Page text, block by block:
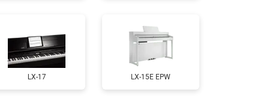
Заказать
1200 ₽
LX-17 LX-15E EPW